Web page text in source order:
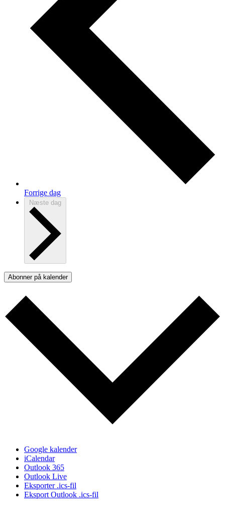
Forrige dag
Næste dag
Abonner på kalender
Google kalender
iCalendar
Outlook 365
Outlook Live
Eksporter .ics-fil
Eksport Outlook .ics-fil